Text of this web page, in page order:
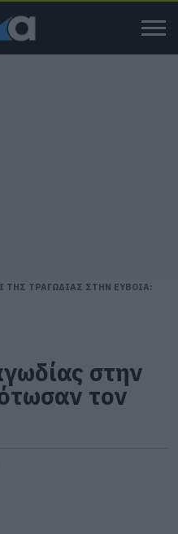
ΤΗΣ ΤΡΑΓΩΔΙΑΣ ΣΤΗΝ ΕΥΒΟΙΑ:
στην
τον